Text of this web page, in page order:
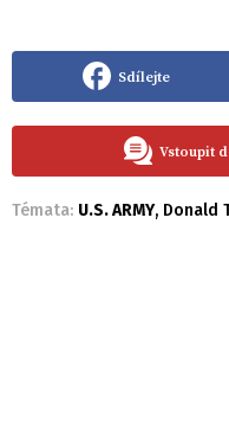
Sdílejte
Vstoupit
Témata: U.S. ARMY, Donald